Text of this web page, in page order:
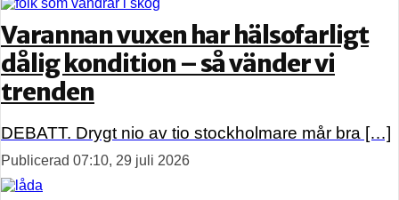
Varannan vuxen har hälsofarligt
dålig kondition – så vänder vi
trenden
DEBATT. Drygt nio av tio stockholmare mår bra […]
Publicerad 07:10, 29 juli 2026